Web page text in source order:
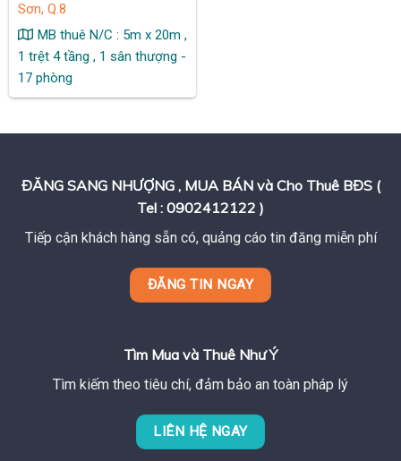
Sơn, Q.8
MB thuê N/C : 5m x 20m ,
1 trệt 4 tầng , 1 sân thượng -
17 phòng
ĐĂNG SANG NHƯỢNG , MUA BÁN và Cho Thuê BĐS (
Tel : 0902412122 )
Tiếp cận khách hàng sẵn có, quảng cáo tin đăng miễn phí
ĐĂNG TIN NGAY
Tìm Mua và Thuê Như Ý
Tìm kiếm theo tiêu chí, đảm bảo an toàn pháp lý
LIÊN HỆ NGAY